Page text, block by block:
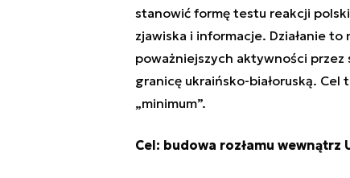
stanowić formę testu reakcji
zjawiska i informacje. Działanie
poważniejszych aktywności
granicę ukraińsko-białoruską.
„minimum”.
Cel: budowa rozłamu wewnątrz